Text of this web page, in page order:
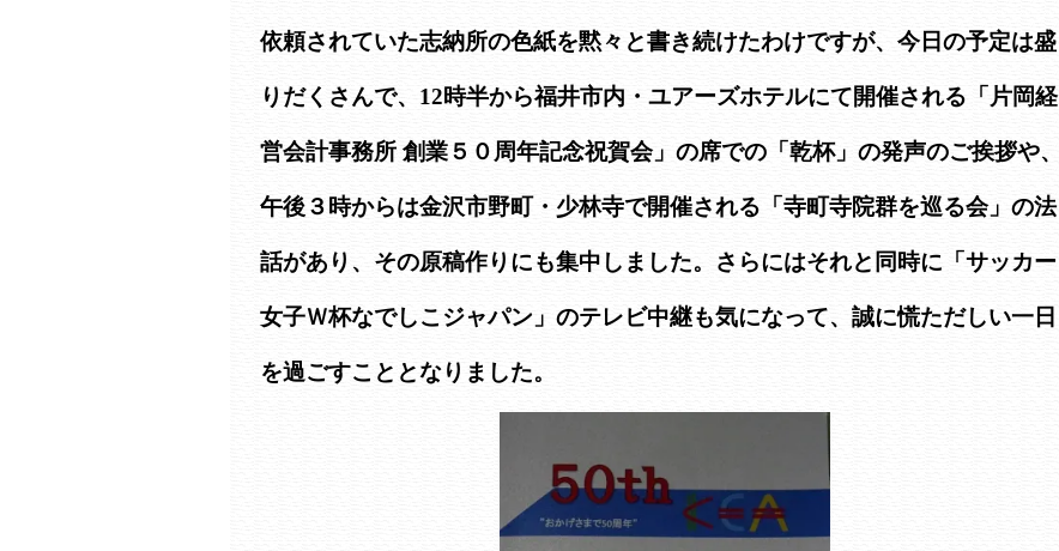
依頼されていた志納所の色紙を黙々と書き続けたわけですが、今日の予定は盛
りだくさんで、12時半から福井市内・ユアーズホテルにて開催される「片岡経
営会計事務所 創業５０周年記念祝賀会」の席での「乾杯」の発声のご挨拶や、
午後３時からは金沢市野町・少林寺で開催される「寺町寺院群を巡る会」の法
話があり、その原稿作りにも集中しました。さらにはそれと同時に「サッカー
女子Ｗ杯なでしこジャパン」のテレビ中継も気になって、誠に慌ただしい一日
を過ごすこととなりました。